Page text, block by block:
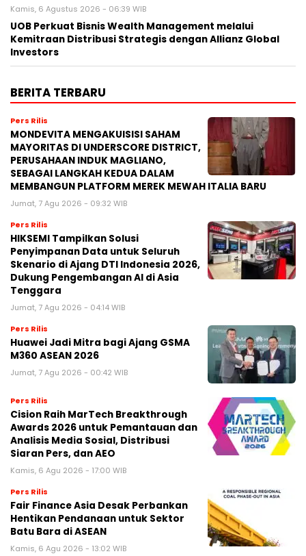
Kamis, 6 Agustus 2026 - 06:39 WIB
UOB Perkuat Bisnis Wealth Management melalui
Kemitraan Distribusi Strategis dengan Allianz Global
Investors
BERITA TERBARU
Pers Rilis
MONDEVITA MENGAKUISISI SAHAM
MAYORITAS DI UNDERSCORE DISTRICT,
PERUSAHAAN INDUK MAGLIANO,
SEBAGAI LANGKAH KEDUA DALAM
MEMBANGUN PLATFORM MEREK MEWAH ITALIA BARU
Jumat, 7 Agu 2026 - 09:32 WIB
Pers Rilis
HIKSEMI Tampilkan Solusi
Penyimpanan Data untuk Seluruh
Skenario di Ajang DTI Indonesia 2026,
Dukung Pengembangan AI di Asia
Tenggara
Jumat, 7 Agu 2026 - 04:14 WIB
Pers Rilis
Huawei Jadi Mitra bagi Ajang GSMA
M360 ASEAN 2026
Jumat, 7 Agu 2026 - 00:42 WIB
Pers Rilis
Cision Raih MarTech Breakthrough
Awards 2026 untuk Pemantauan dan
Analisis Media Sosial, Distribusi
Siaran Pers, dan AEO
Kamis, 6 Agu 2026 - 17:00 WIB
Pers Rilis
Fair Finance Asia Desak Perbankan
Hentikan Pendanaan untuk Sektor
Batu Bara di ASEAN
Kamis, 6 Agu 2026 - 13:02 WIB